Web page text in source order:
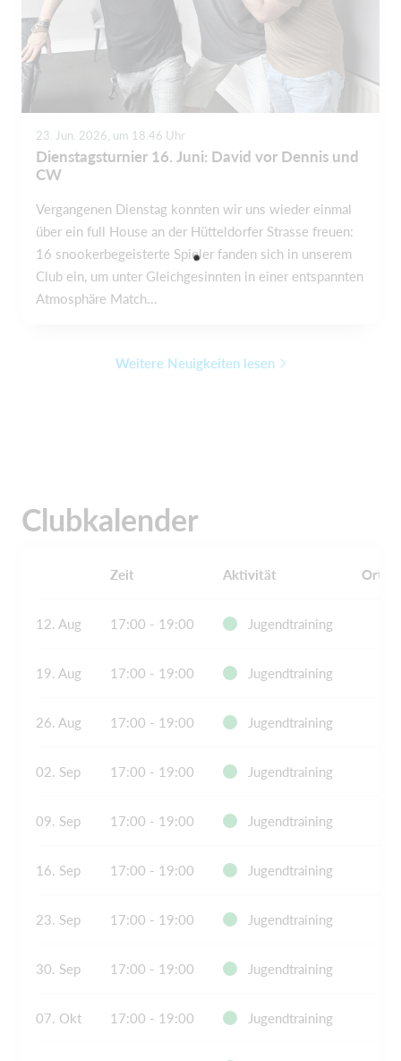
23. Jun. 2026, um 18.46 Uhr
Dienstagsturnier 16. Juni: David vor Dennis und
CW
Vergangenen Dienstag konnten wir uns wieder einmal
über ein full House an der Hütteldorfer Strasse freuen:
16 snookerbegeisterte Spieler fanden sich in unserem
Club ein, um unter Gleichgesinnten in einer entspannten
Atmosphäre Match...
Weitere Neuigkeiten lesen
Clubkalender
Zeit Aktivität Ort
12. Aug 17:00 - 19:00 Jugendtraining
19. Aug 17:00 - 19:00 Jugendtraining
26. Aug 17:00 - 19:00 Jugendtraining
02. Sep 17:00 - 19:00 Jugendtraining
09. Sep 17:00 - 19:00 Jugendtraining
16. Sep 17:00 - 19:00 Jugendtraining
23. Sep 17:00 - 19:00 Jugendtraining
30. Sep 17:00 - 19:00 Jugendtraining
07. Okt 17:00 - 19:00 Jugendtraining